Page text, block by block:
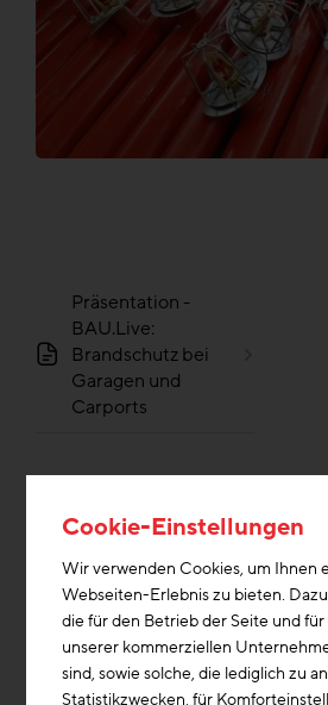
Präsentation -
BAU.Live:
Brandschutz bei
Garagen und
Carports
YouTube
Cookie-Einstellungen
Wir verwenden Cookies, um Ihnen
Webseiten-Erlebnis zu bieten.
die für den Betrieb der Seite und
unserer kommerziellen
sind, sowie solche, die lediglich zu
Statistikzwecken, für